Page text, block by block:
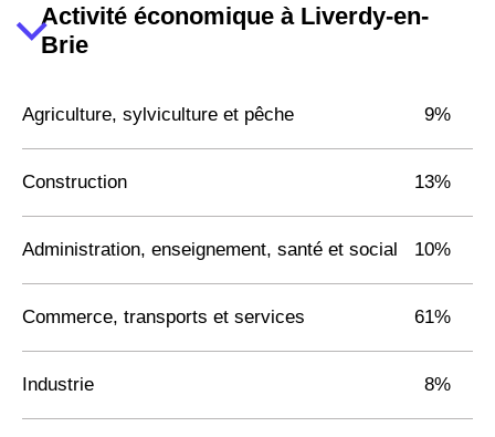
Activité économique à Liverdy-en-
Brie
Agriculture, sylviculture et pêche 9%
Construction 13%
Administration, enseignement, santé et social 10%
Commerce, transports et services 61%
Industrie 8%